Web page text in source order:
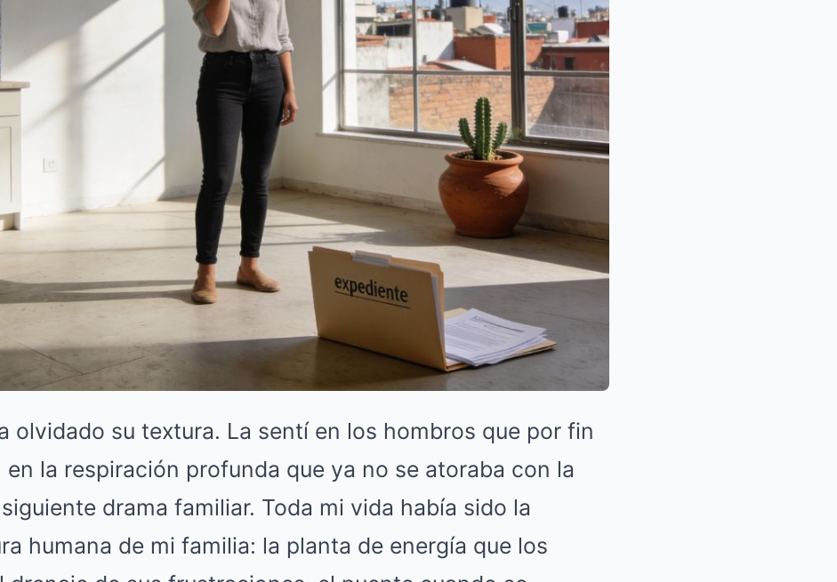
olvidado su textura. La sentí en los hombros que por fin
en la respiración profunda que ya no se atoraba con la
drama familiar. Toda mi vida había sido la
humana de mi familia: la planta de energía que los